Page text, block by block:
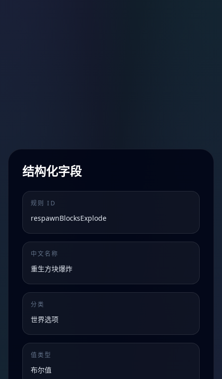
结构化字段
规则 ID
respawnBlocksExplode
中文名称
重生方块爆炸
分类
世界选项
值类型
布尔值